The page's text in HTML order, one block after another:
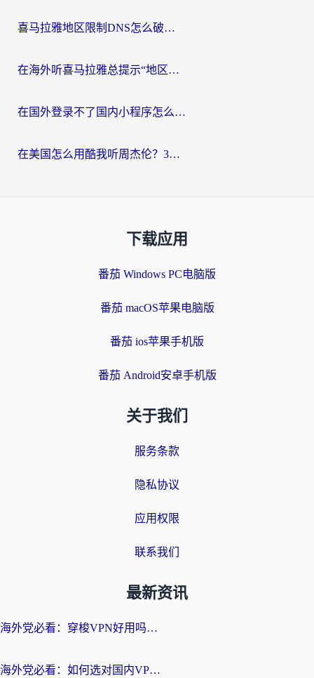
喜马拉雅地区限制DNS怎么破？海外党听国内音乐听书的终极解决方案
在海外听喜马拉雅总提示“地区限制”？3步轻松解除+听国内音乐全攻略
在国外登录不了国内小程序怎么办？选对回国加速器，轻松解锁国内资源
在美国怎么用酷我听周杰伦？3步搞定海外听歌难题
下载应用
番茄 Windows PC电脑版
番茄 macOS苹果电脑版
番茄 ios苹果手机版
番茄 Android安卓手机版
关于我们
服务条款
隐私协议
应用权限
联系我们
最新资讯
海外党必看：穿梭VPN好用吗？和云帆VPN对比哪个回国效果更好？附真实测评+避坑指南
海外党必看：如何选对国内VPN，实现无缝访问国内资源？